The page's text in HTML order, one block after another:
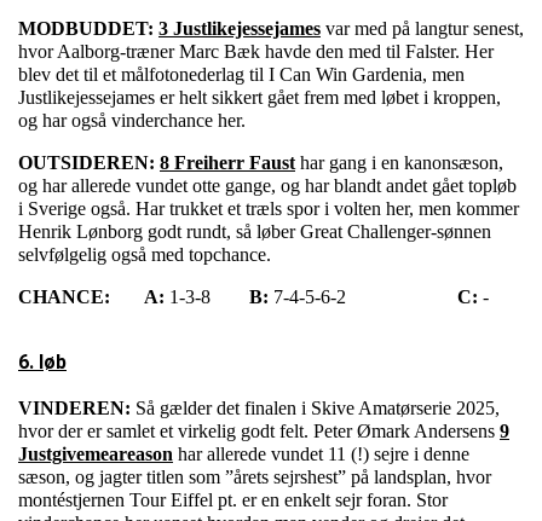
MODBUDDET: 3 Justlikejessejames var med på langtur senest,
hvor Aalborg-træner Marc Bæk havde den med til Falster. Her
blev det til et målfotonederlag til I Can Win Gardenia, men
Justlikejessejames er helt sikkert gået frem med løbet i kroppen,
og har også vinderchance her.
OUTSIDEREN: 8 Freiherr Fausthar gang i en kanonsæson,
og har allerede vundet otte gange, og har blandt andet gået topløb
i Sverige også. Har trukket et træls spor i volten her, men kommer
Henrik Lønborg godt rundt, så løber Great Challenger-sønnen
selvfølgelig også med topchance.
CHANCE: A: 1-3-8 B: 7-4-5-6-2 C: -
6. løb
VINDEREN: Så gælder det finalen i Skive Amatørserie 2025,
hvor der er samlet et virkelig godt felt. Peter Ømark Andersens 9
Justgivemeareason har allerede vundet 11 (!) sejre i denne
sæson, og jagter titlen som ”årets sejrshest” på landsplan, hvor
montéstjernen Tour Eiffel pt. er en enkelt sejr foran. Stor